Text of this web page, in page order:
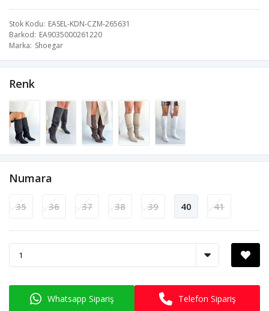
Stok Kodu EASEL-KDN-CZM-265631
Barkod EA9035000261220
Marka Shoegar
Renk
Numara
35 36 37 38 39 40 41
Whatsapp Sipariş Telefon Sipariş